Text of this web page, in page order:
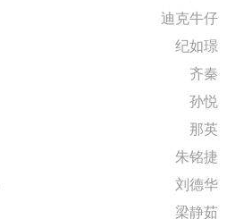
迪克牛仔
纪如璟
齐秦
孙悦
那英
朱铭捷
刘德华
梁静茹